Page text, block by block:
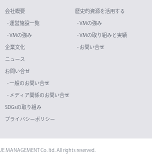
会社概要
- 運営施設一覧
- VMの強み
企業文化
ニュース
お問い合せ
- 一般のお問い合せ
- メディア関係のお問い合せ
SDGsの取り組み
プライバシーポリシー
歴史的資源を活用する
- VMの強み
- VMの取り組みと実績
- お問い合せ
MANAGEMENT Co. ltd. All rights reserved.